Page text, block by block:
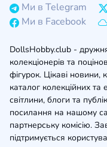
Ми в Telegram
Ми в Facebook
DollsHobby.club -
колекціонерів та
фігурок. Цікаві новини,
каталог колекційних та
світлини, блоги та
посилання на нашому
партнерську комісію.
підтримується